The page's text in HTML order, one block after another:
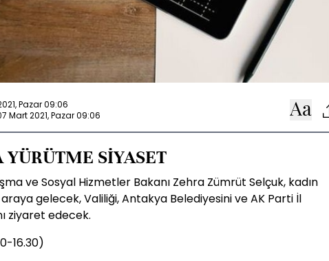
Pazar 09:06
Mart 2021, Pazar 09:06
YÜRÜTME SİYASET
ve Sosyal Hizmetler Bakanı Zehra Zümrüt Selçuk, kadın
gelecek, Valiliği, Antakya Belediyesini ve AK Parti İl
ziyaret edecek.
16.30)